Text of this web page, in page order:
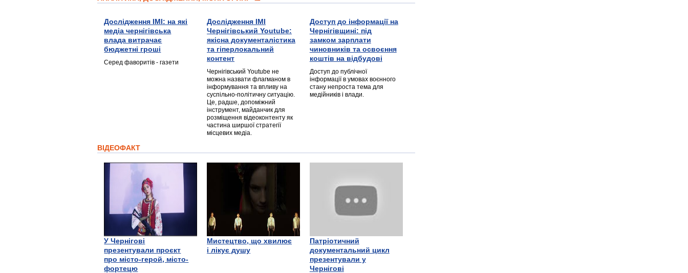
Дослідження ІМІ: на які
медіа чернігівська
влада витрачає
бюджетні гроші
Серед фаворитів - газети
Дослідження ІМІ
Чернігівський Youtube:
якісна документалістика
та гіперлокальний
контент
Чернігівський Youtube не
можна назвати флагманом в
інформування та впливу на
суспільно-політичну ситуацію.
Це, радше, допоміжний
інструмент, майданчик для
розміщення відеоконтенту як
частина ширшої стратегії
місцевих медіа.
Доступ до інформації на
Чернігівщині: під
замком зарплати
чиновників та освоєння
коштів на відбудові
Доступ до публічної
інформації в умовах воєнного
стану непроста тема для
медійників і влади.
ВІДЕОФАКТ
У Чернігові
презентували проєкт
про місто-герой, місто-
фортецю
Мистецтво, що хвилює
і лікує душу
Патріотичний
документальний цикл
презентували у
Чернігові